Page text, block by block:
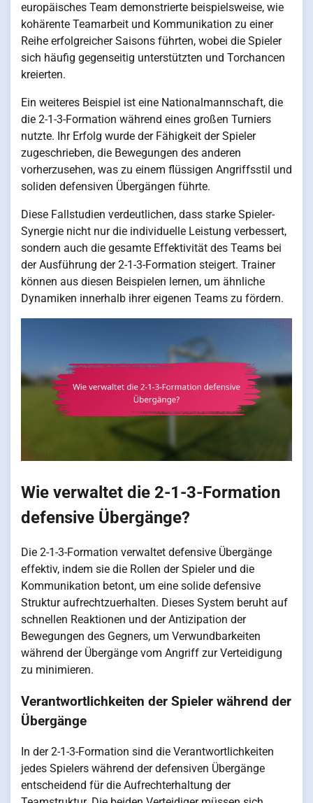
europäisches Team demonstrierte beispielsweise, wie
kohärente Teamarbeit und Kommunikation zu einer
Reihe erfolgreicher Saisons führten, wobei die Spieler
sich häufig gegenseitig unterstützten und Torchancen
kreierten.
Ein weiteres Beispiel ist eine Nationalmannschaft, die
die 2-1-3-Formation während eines großen Turniers
nutzte. Ihr Erfolg wurde der Fähigkeit der Spieler
zugeschrieben, die Bewegungen des anderen
vorherzusehen, was zu einem flüssigen Angriffsstil und
soliden defensiven Übergängen führte.
Diese Fallstudien verdeutlichen, dass starke Spieler-
Synergie nicht nur die individuelle Leistung verbessert,
sondern auch die gesamte Effektivität des Teams bei
der Ausführung der 2-1-3-Formation steigert. Trainer
können aus diesen Beispielen lernen, um ähnliche
Dynamiken innerhalb ihrer eigenen Teams zu fördern.
Wie verwaltet die 2-1-3-Formation
defensive Übergänge?
Die 2-1-3-Formation verwaltet defensive Übergänge
effektiv, indem sie die Rollen der Spieler und die
Kommunikation betont, um eine solide defensive
Struktur aufrechtzuerhalten. Dieses System beruht auf
schnellen Reaktionen und der Antizipation der
Bewegungen des Gegners, um Verwundbarkeiten
während der Übergänge vom Angriff zur Verteidigung
zu minimieren.
Verantwortlichkeiten der Spieler während der
Übergänge
In der 2-1-3-Formation sind die Verantwortlichkeiten
jedes Spielers während der defensiven Übergänge
entscheidend für die Aufrechterhaltung der